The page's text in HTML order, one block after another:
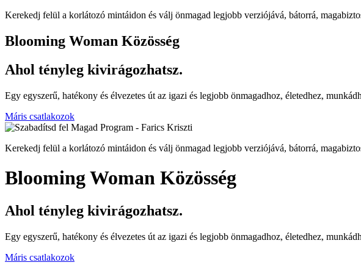
Kerekedj felül a korlátozó mintáidon és válj önmagad legjobb verziójává, bátorrá,
Blooming Woman Közösség
Ahol tényleg kivirágozhatsz.
Egy egyszerű, hatékony és élvezetes út az igazi és legjobb önmagadhoz, életedhez,
Máris csatlakozok
Kerekedj felül a korlátozó mintáidon és válj önmagad legjobb verziójává, bátorrá,
Blooming Woman Közösség
Ahol tényleg kivirágozhatsz.
Egy egyszerű, hatékony és élvezetes út az igazi és legjobb önmagadhoz, életedhez,
Máris csatlakozok